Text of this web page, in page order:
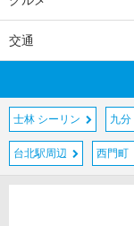
交通
士林 シーリン 九分
台北駅周辺 西門町